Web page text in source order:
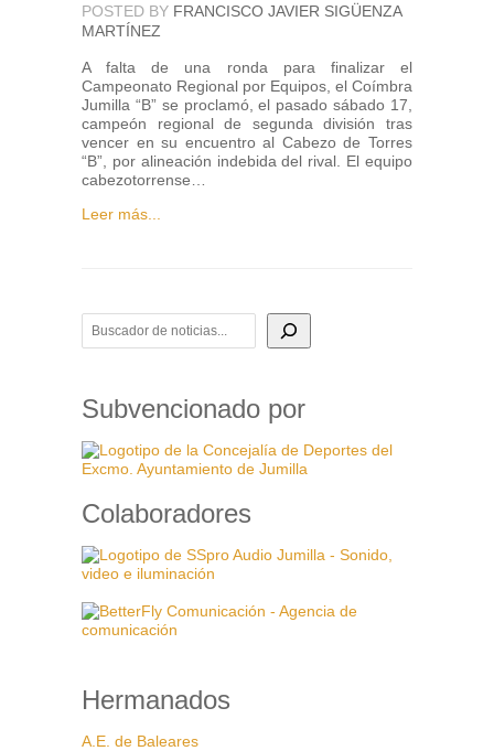
POSTED BY FRANCISCO JAVIER SIGÜENZA
MARTÍNEZ
A falta de una ronda para finalizar el
Campeonato Regional por Equipos, el Coímbra
Jumilla “B” se proclamó, el pasado sábado 17,
campeón regional de segunda división tras
vencer en su encuentro al Cabezo de Torres
“B”, por alineación indebida del rival. El equipo
cabezotorrense…
Leer más...
BUSCADOR DE NOTICIAS
Subvencionado por
Colaboradores
Hermanados
A.E. de Baleares